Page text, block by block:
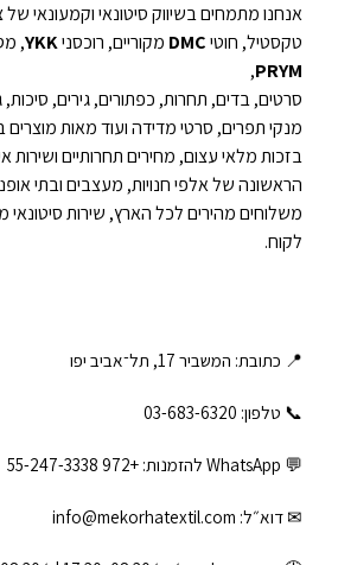
אנחנו מתמחים בשיווק סיטונאי וקמעונאי של
טקסטיל, חוטיDMC מקוריים, רוכסניYKK
,
PRYM
,
סרטים, בדים, תחרות, כפתורים, גירים, סיכות,
מנקי תפרים, סרטי מדידה ועוד מאות מוצרים
בזכות מלאי עצום, מחירים תחרותיים ושירות
הראשונה של אלפי חנויות, מעצבים ובתי
משלוחים מהירים לכל הארץ, שירות סיטונאי
לקוח.
📍 כתובת: המשביר 17, תל־אביב יפו
📞 טלפון: ‎03-683-6320
💬 WhatsApp להזמנות: +972 55-247-3338
✉ דוא״ל: info@mekorhatextil.com